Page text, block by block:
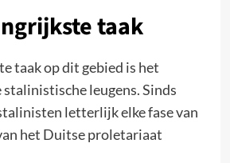
taak
taak op dit gebied is het
leugens. Sinds
letterlijk elke fase van
het Duitse proletariaat